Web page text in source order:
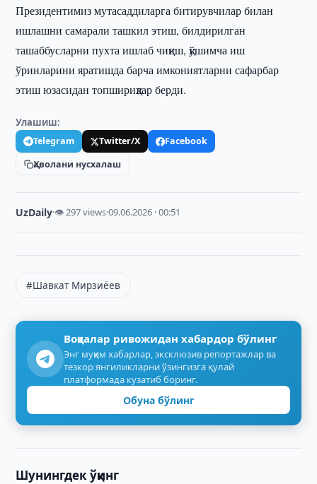
Президентимиз мутасаддиларга битирувчилар билан
ишлашни самарали ташкил этиш, билдирилган
ташаббусларни пухта ишлаб чиқиш, қўшимча иш
ўринларини яратишда барча имкониятларни сафарбар
этиш юзасидан топшириқлар берди.
Улашиш:
Telegram Twitter/X
Facebook
Ҳаволани нусхалаш
UzDaily·👁 297 views·09.06.2026 · 00:51
#Шавкат Мирзиёев
Воқеалар ривожидан хабардор бўлинг
Энг муҳим хабарлар, эксклюзив репортажлар ва
тезкор янгиликларни ўзингизга қулай
платформада кузатиб боринг.
Обуна бўлинг
Шунингдек ўқинг